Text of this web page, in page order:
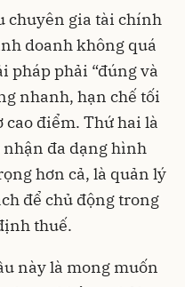
chuyên gia tài chính
doanh không quá
pháp phải “đúng và
nhanh, hạn chế tối
điểm. Thứ hai là
đa dạng hình
hơn cả, là quản lý
để chủ động trong
thuế.
này là mong muốn